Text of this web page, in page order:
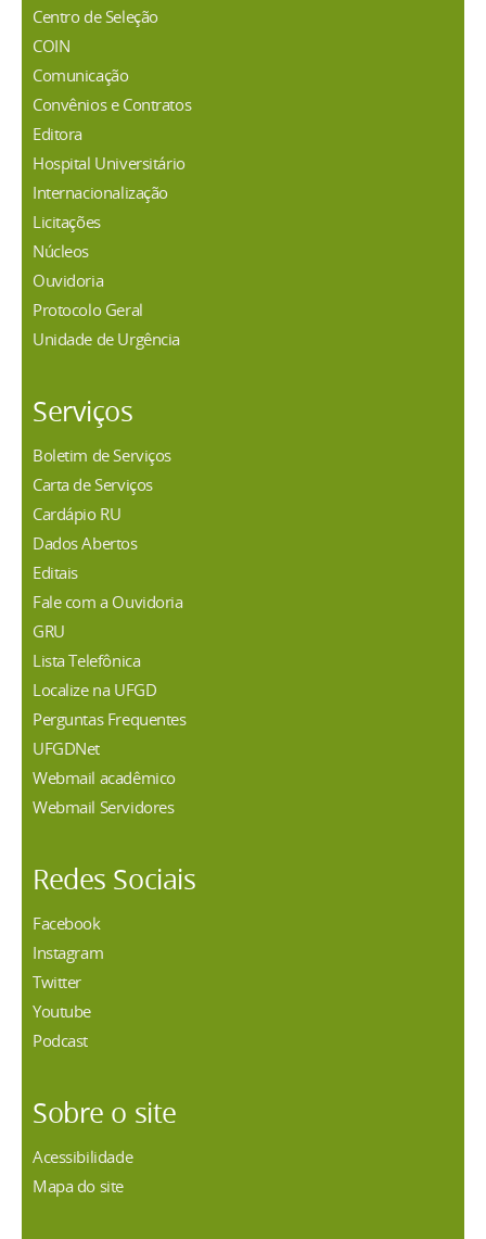
Centro de Seleção
COIN
Comunicação
Convênios e Contratos
Editora
Hospital Universitário
Internacionalização
Licitações
Núcleos
Ouvidoria
Protocolo Geral
Unidade de Urgência
Serviços
Boletim de Serviços
Carta de Serviços
Cardápio RU
Dados Abertos
Editais
Fale com a Ouvidoria
GRU
Lista Telefônica
Localize na UFGD
Perguntas Frequentes
UFGDNet
Webmail acadêmico
Webmail Servidores
Redes Sociais
Facebook
Instagram
Twitter
Youtube
Podcast
Sobre o site
Acessibilidade
Mapa do site